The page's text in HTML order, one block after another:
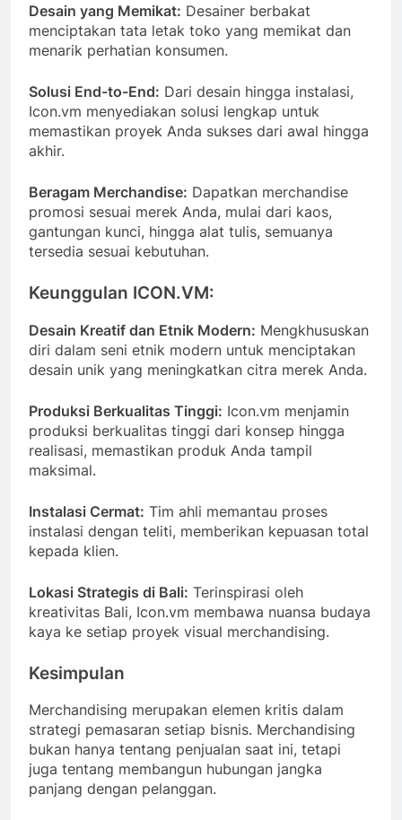
Desain yang Memikat: Desainer berbakat
menciptakan tata letak toko yang memikat dan
menarik perhatian konsumen.
Solusi End-to-End: Dari desain hingga instalasi,
Icon.vm menyediakan solusi lengkap untuk
memastikan proyek Anda sukses dari awal hingga
akhir.
Beragam Merchandise: Dapatkan merchandise
promosi sesuai merek Anda, mulai dari kaos,
gantungan kunci, hingga alat tulis, semuanya
tersedia sesuai kebutuhan.
Keunggulan ICON.VM:
Desain Kreatif dan Etnik Modern: Mengkhususkan
diri dalam seni etnik modern untuk menciptakan
desain unik yang meningkatkan citra merek Anda.
Produksi Berkualitas Tinggi: Icon.vm menjamin
produksi berkualitas tinggi dari konsep hingga
realisasi, memastikan produk Anda tampil
maksimal.
Instalasi Cermat: Tim ahli memantau proses
instalasi dengan teliti, memberikan kepuasan total
kepada klien.
Lokasi Strategis di Bali: Terinspirasi oleh
kreativitas Bali, Icon.vm membawa nuansa budaya
kaya ke setiap proyek visual merchandising.
Kesimpulan
Merchandising merupakan elemen kritis dalam
strategi pemasaran setiap bisnis. Merchandising
bukan hanya tentang penjualan saat ini, tetapi
juga tentang membangun hubungan jangka
panjang dengan pelanggan.